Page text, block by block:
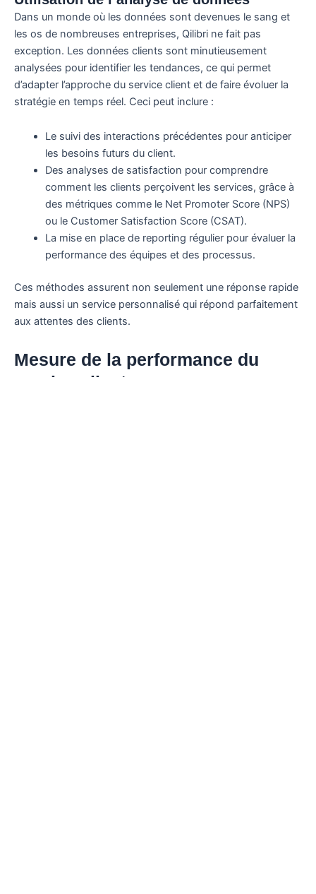
Dans un monde où les données sont devenues le sang et
les os de nombreuses entreprises, Qilibri ne fait pas
exception. Les données clients sont minutieusement
analysées pour identifier les tendances, ce qui permet
d’adapter l’approche du service client et de faire évoluer la
stratégie en temps réel. Ceci peut inclure :
Le suivi des interactions précédentes pour anticiper
les besoins futurs du client.
Des analyses de satisfaction pour comprendre
comment les clients perçoivent les services, grâce à
des métriques comme le Net Promoter Score (NPS)
ou le Customer Satisfaction Score (CSAT).
La mise en place de reporting régulier pour évaluer la
performance des équipes et des processus.
Ces méthodes assurent non seulement une réponse rapide
mais aussi un service personnalisé qui répond parfaitement
aux attentes des clients.
Mesure de la performance du
service client